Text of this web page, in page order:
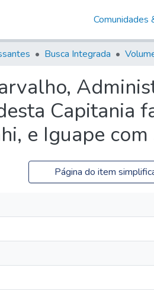
Comunidades
Busca Integrada
Capitania
e Iguape
Página do item